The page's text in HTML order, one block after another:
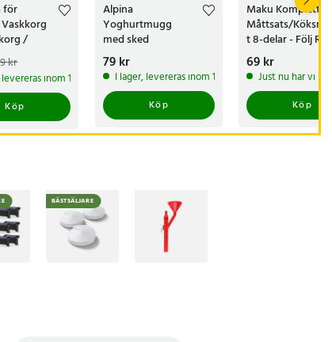
för
/
sugkopp
pris
pris:99 kr
kr
inom 1-2 vardagar
Köp
Alpina
Yoghurtmugg
med sked
Pris:79 kr
79 kr
I lager, levereras inom 1-2 vardagar
Köp
Maku Komplett
Måttsats/
t 8-delar - Följ
Enkelt och Exakt
Pris:69 kr
69 kr
Just nu har vi
Köp
BÄSTSÄLJARE